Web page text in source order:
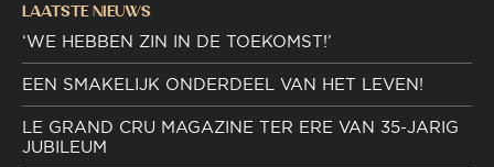
LAATSTE NIEUWS
‘WE HEBBEN ZIN IN DE TOEKOMST!’
EEN SMAKELIJK ONDERDEEL VAN HET LEVEN!
LE GRAND CRU MAGAZINE TER ERE VAN 35-JARIG
JUBILEUM